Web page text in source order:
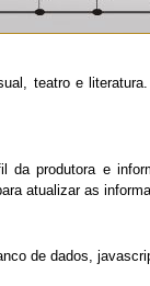
teatro e
produtora e
atualizar as
de dados,